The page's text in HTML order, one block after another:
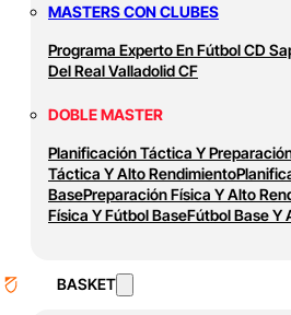
MASTERS CON CLUBES
Programa Experto En Fútbol CD
Del Real Valladolid CF
DOBLE MASTER
Planificación Táctica Y
Táctica Y Alto Rendimiento
BasePreparación Física Y Alto
Física Y Fútbol BaseFútbol Base Y
BASKET